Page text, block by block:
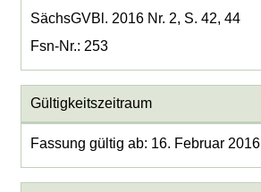
SächsGVBl. 2016 Nr. 2, S. 42, 44
Fsn-Nr.: 253
Gültigkeitszeitraum
Fassung gültig ab: 16. Februar 2016